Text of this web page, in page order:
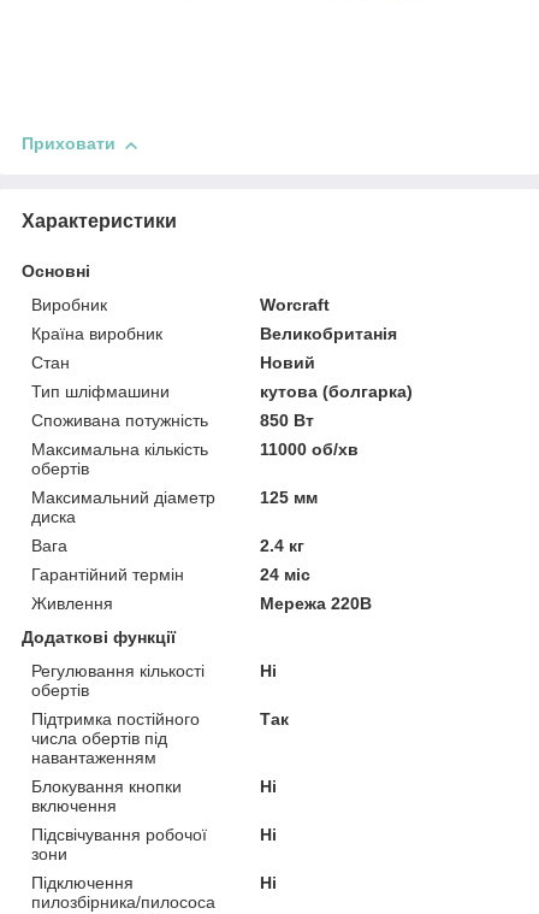
Приховати
Характеристики
Основні
Виробник
Worcraft
Країна виробник
Великобританія
Стан
Новий
Тип шліфмашини
кутова (болгарка)
Споживана потужність
850 Вт
Максимальна кількість
обертів
11000 об/хв
Максимальний діаметр
диска
125 мм
Вага
2.4 кг
Гарантійний термін
24 міс
Живлення
Мережа 220В
Додаткові функції
Регулювання кількості
обертів
Ні
Підтримка постійного
числа обертів під
навантаженням
Так
Блокування кнопки
включення
Ні
Підсвічування робочої
зони
Ні
Підключення
пилозбірника/пилососа
Ні